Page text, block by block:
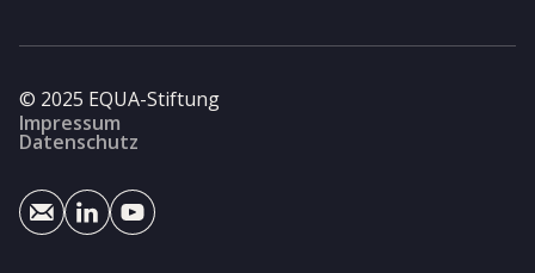
© 2025 EQUA-Stiftung
Impressum
Datenschutz